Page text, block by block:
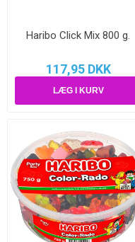
Haribo Click Mix 800 g.
117,95 DKK